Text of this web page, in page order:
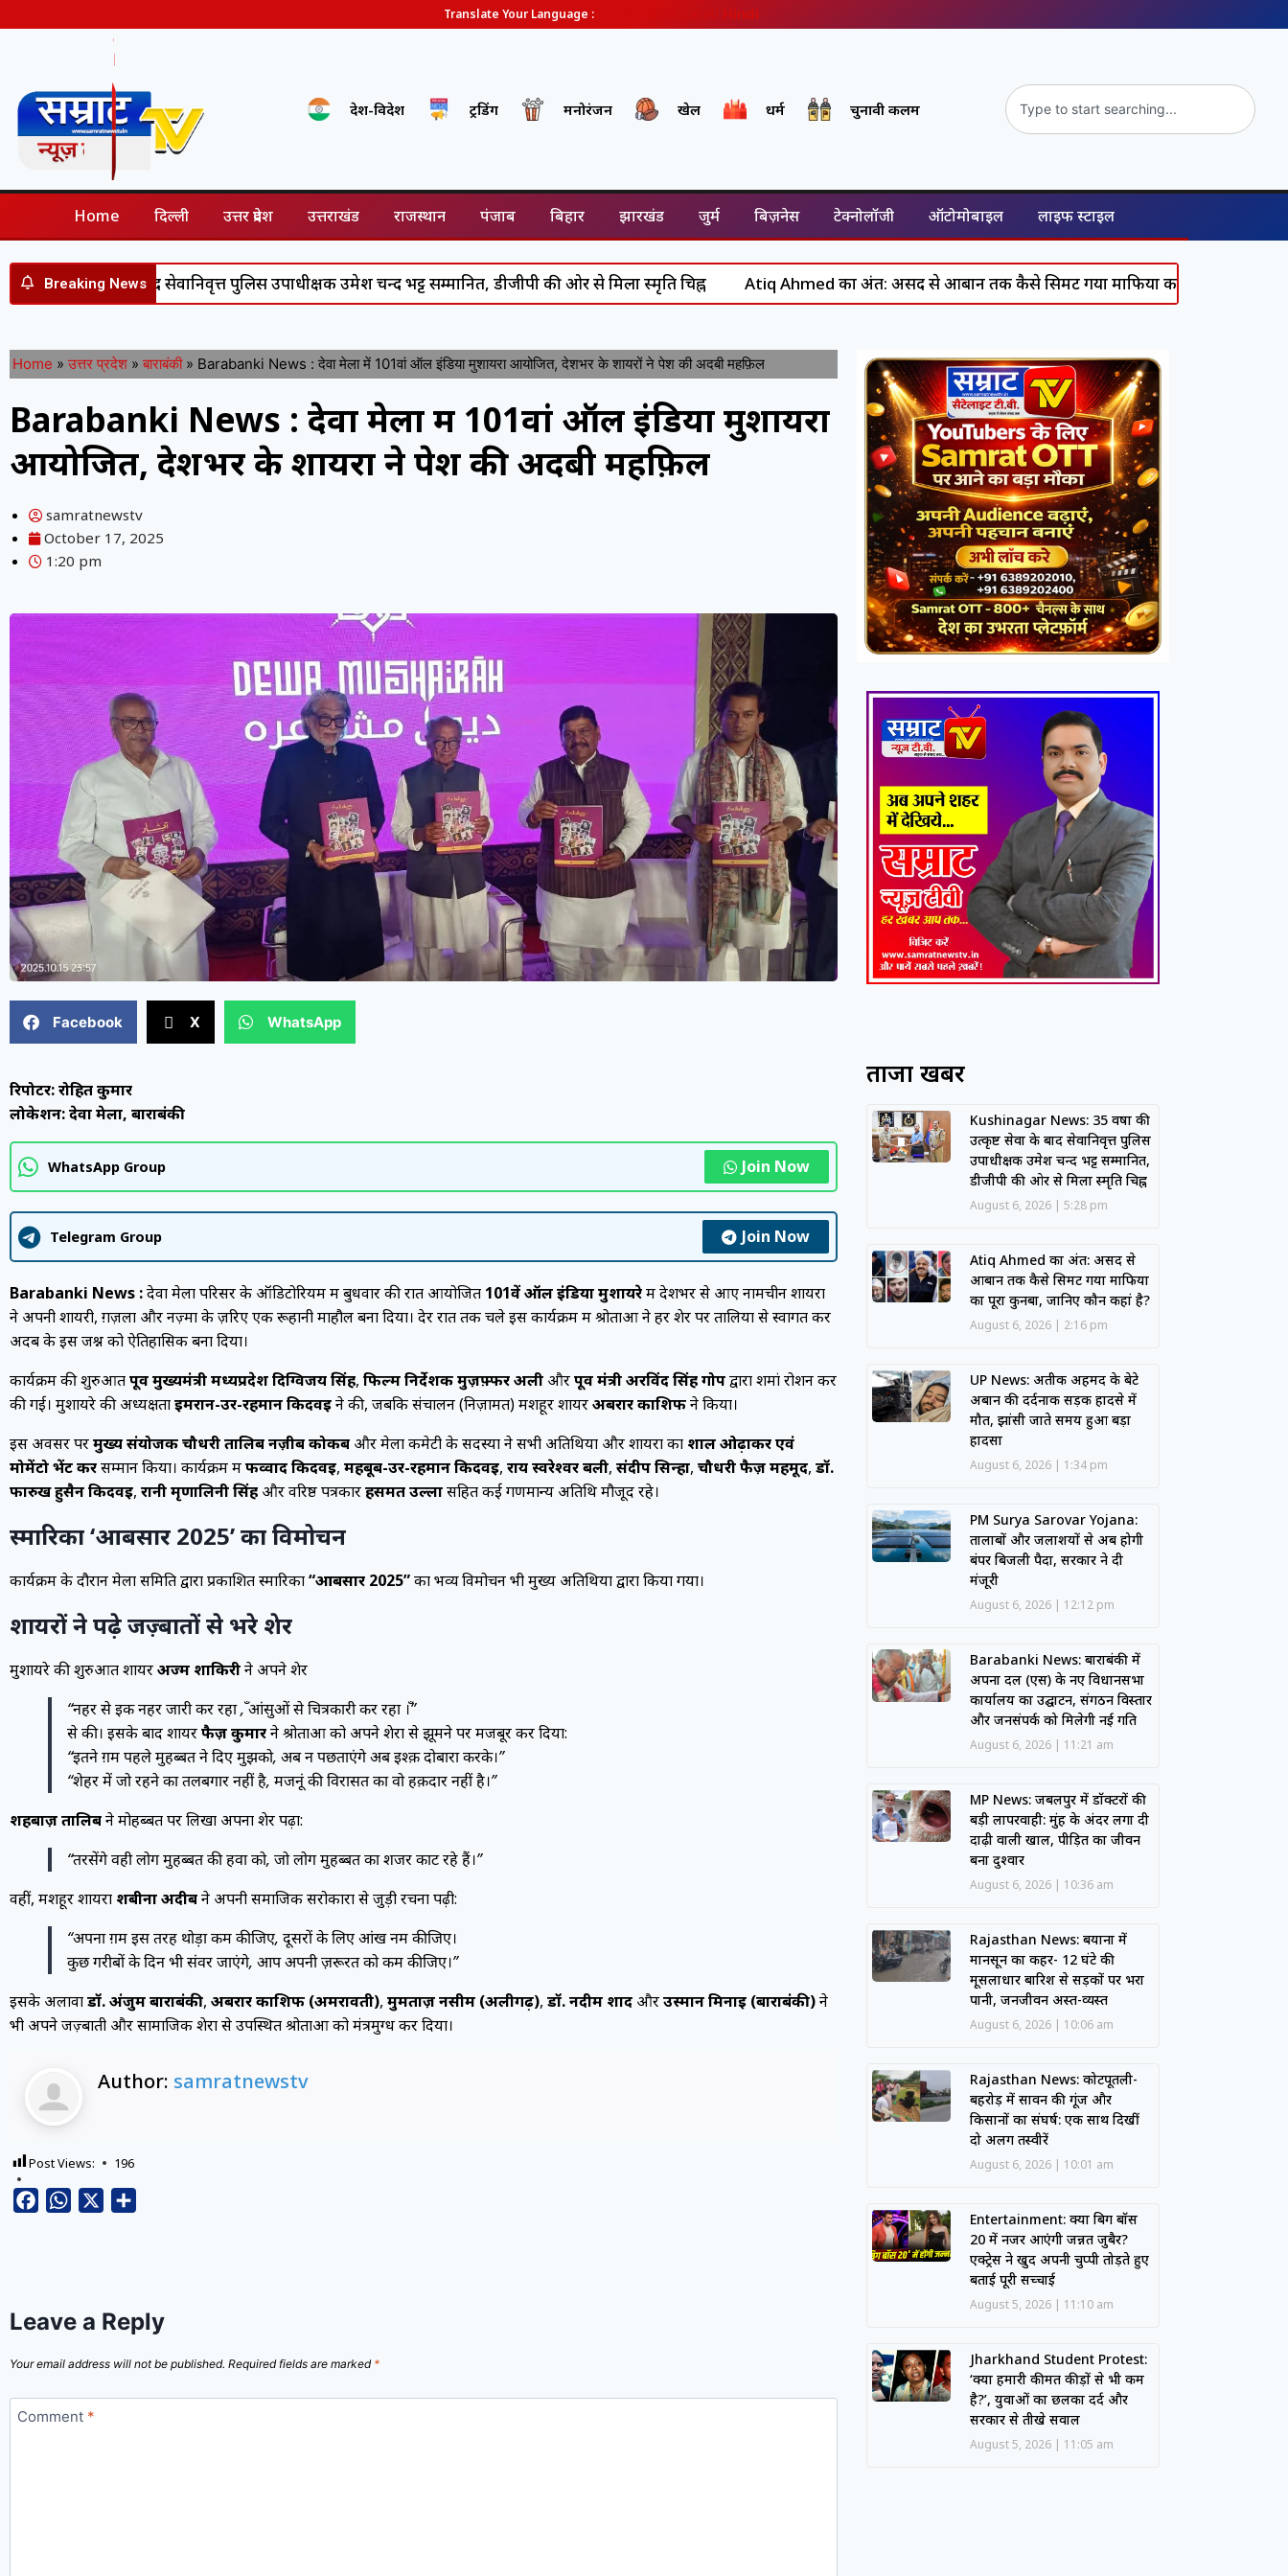
Translate Your Language : Hindi
देश-विदेश ट्रेंडिंग मनोरंजन खेल धर्म चुनावी कलम
Home दिल्ली उत्तर प्रदेश उत्तराखंड राजस्थान पंजाब बिहार झारखंड जुर्म बिज़नेस टेक्नोलॉजी ऑटोमोबाइल लाइफ स्टाइल
Breaking News
के बाद सेवानिवृत्त पुलिस उपाधीक्षक उमेश चन्द भट्ट सम्मानित, डीजीपी की ओर से मिला स्मृति चिह्न Atiq Ahmed का अंत: असद से आबान तक कैसे सिमट गया माफिया का पूरा कुनबा, जानिए कौन कहां
Home » उत्तर प्रदेश » बाराबंकी » Barabanki News : देवा मेला में 101वां ऑल इंडिया मुशायरा आयोजित, देशभर के शायरों ने पेश की अदबी महफ़िल
Barabanki News : देवा मेला में 101वां ऑल इंडिया मुशायरा
आयोजित, देशभर के शायरों ने पेश की अदबी महफ़िल
samratnewstv
October 17, 2025
1:20 pm
Facebook X WhatsApp
रिपोर्टर: रोहित कुमार
लोकेशन: देवा मेला, बाराबंकी
WhatsApp Group Join Now
Telegram Group Join Now
Barabanki News :देवा मेला परिसर के ऑडिटोरियम में बुधवार की रात आयोजित 101वें ऑल इंडिया मुशायरेमें देशभर से आए नामचीन शायरों
ने अपनी शायरी, ग़ज़लों और नज़्मों के ज़रिए एक रूहानी माहौल बना दिया। देर रात तक चले इस कार्यक्रम में श्रोताओं ने हर शेर पर तालियों से स्वागत कर
अदब के इस जश्न को ऐतिहासिक बना दिया।
कार्यक्रम की शुरुआतपूर्व मुख्यमंत्री मध्यप्रदेश दिग्विजय सिंह, फिल्म निर्देशक मुज़फ़्फर अली औरपूर्व मंत्री अरविंद सिंह गोपद्वारा शमां रोशन कर
की गई। मुशायरे की अध्यक्षताइमरान-उर-रहमान किदवईने की, जबकि संचालन (निज़ामत) मशहूर शायरअबरार काशिफने किया।
इस अवसर परमुख्य संयोजक चौधरी तालिब नज़ीब कोकब और मेला कमेटी के सदस्यों ने सभी अतिथियों और शायरों का शाल ओढ़ाकर एवं
मोमेंटो भेंट करसम्मान किया। कार्यक्रम मेंफव्वाद किदवई, महबूब-उर-रहमान किदवई, राय स्वरेश्वर बली, संदीप सिन्हा, चौधरी फैज़ महमूद, डॉ.
फार्रुख हुसैन किदवई, रानी मृणालिनी सिंह और वरिष्ठ पत्रकारहसमत उल्लासहित कई गणमान्य अतिथि मौजूद रहे।
स्मारिका ‘आबसार 2025’ का विमोचन
कार्यक्रम के दौरान मेला समिति द्वारा प्रकाशित स्मारिका“आबसार 2025”का भव्य विमोचन भी मुख्य अतिथियों द्वारा किया गया।
शायरों ने पढ़े जज़्बातों से भरे शेर
मुशायरे की शुरुआत शायरअज्म शाकिरीने अपने शेर
“नहर से इक नहर जारी कर रहा हूँ, आंसुओं से चित्रकारी कर रहा हूँ।”
से की। इसके बाद शायरफैज़ कुमारने श्रोताओं को अपने शेरों से झूमने पर मजबूर कर दिया:
“इतने ग़म पहले मुहब्बत ने दिए मुझको, अब न पछताएंगे अब इश्क़ दोबारा करके।”
“शेहर में जो रहने का तलबगार नहीं है, मजनूं की विरासत का वो हक़दार नहीं है।”
शहबाज़ तालिबने मोहब्बत पर लिखा अपना शेर पढ़ा:
“तरसेंगे वही लोग मुहब्बत की हवा को, जो लोग मुहब्बत का शजर काट रहे हैं।”
वहीं, मशहूर शायरा शबीना अदीबने अपनी समाजिक सरोकारों से जुड़ी रचना पढ़ी:
“अपना ग़म इस तरह थोड़ा कम कीजिए, दूसरों के लिए आंख नम कीजिए।
कुछ गरीबों के दिन भी संवर जाएंगे, आप अपनी ज़रूरत को कम कीजिए।”
इसके अलावाडॉ. अंजुम बाराबंकी, अबरार काशिफ (अमरावती), मुमताज़ नसीम (अलीगढ़), डॉ. नदीम शाद औरउस्मान मिनाई (बाराबंकी)ने
भी अपने जज़्बाती और सामाजिक शेरों से उपस्थित श्रोताओं को मंत्रमुग्ध कर दिया।
Author: samratnewstv
Post Views: 196
FacebookWhatsApp
Leave a Reply
Your email address will not be published. Required fields are marked *
Comment *
ताजा खबरें
Kushinagar News: 35 वर्षों की
उत्कृष्ट सेवा के बाद सेवानिवृत्त पुलिस
उपाधीक्षक उमेश चन्द भट्ट सम्मानित,
डीजीपी की ओर से मिला स्मृति चिह्न
August 6, 2026 5:28 pm
Atiq Ahmed का अंत: असद से
आबान तक कैसे सिमट गया माफिया
का पूरा कुनबा, जानिए कौन कहां है?
August 6, 2026 2:16 pm
UP News: अतीक अहमद के बेटे
अबान की दर्दनाक सड़क हादसे में
मौत, झांसी जाते समय हुआ बड़ा
हादसा
August 6, 2026 1:34 pm
PM Surya Sarovar Yojana:
तालाबों और जलाशयों से अब होगी
बंपर बिजली पैदा, सरकार ने दी
मंजूरी
August 6, 2026 12:12 pm
Barabanki News: बाराबंकी में
अपना दल (एस) के नए विधानसभा
कार्यालय का उद्घाटन, संगठन विस्तार
और जनसंपर्क को मिलेगी नई गति
August 6, 2026 11:21 am
MP News: जबलपुर में डॉक्टरों की
बड़ी लापरवाही: मुंह के अंदर लगा दी
दाढ़ी वाली खाल, पीड़ित का जीवन
बना दुश्वार
August 6, 2026 10:36 am
Rajasthan News: बयाना में
मानसून का कहर- 12 घंटे की
मूसलाधार बारिश से सड़कों पर भरा
पानी, जनजीवन अस्त-व्यस्त
August 6, 2026 10:06 am
Rajasthan News: कोटपूतली-
बहरोड़ में सावन की गूंज और
किसानों का संघर्ष: एक साथ दिखीं
दो अलग तस्वीरें
August 6, 2026 10:01 am
Entertainment: क्या बिग बॉस
20 में नजर आएंगी जन्नत जुबैर?
एक्ट्रेस ने खुद अपनी चुप्पी तोड़ते हुए
बताई पूरी सच्चाई
August 5, 2026 11:10 am
Jharkhand Student Protest:
‘क्या हमारी कीमत कीड़ों से भी कम
है?’, युवाओं का छलका दर्द और
सरकार से तीखे सवाल
August 5, 2026 11:05 am